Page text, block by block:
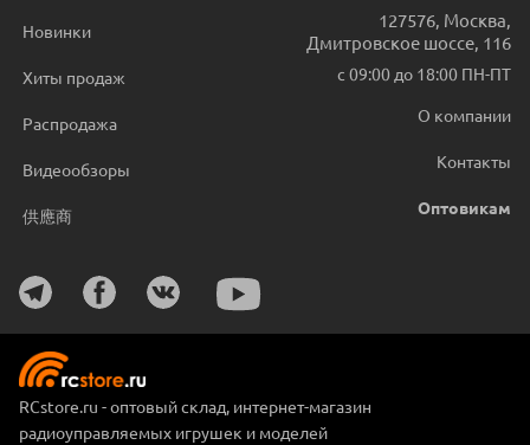
Новинки
Хиты продаж
Распродажа
Видеообзоры
供應商
127576 Москва
Дмитровское шоссе, 116
с 09:00 до 18:00 ПН-ПТ
О компании
Контакты
Оптовикам
RCstore.ru - оптовый склад, интернет-магазин
радиоуправляемых игрушек и моделей